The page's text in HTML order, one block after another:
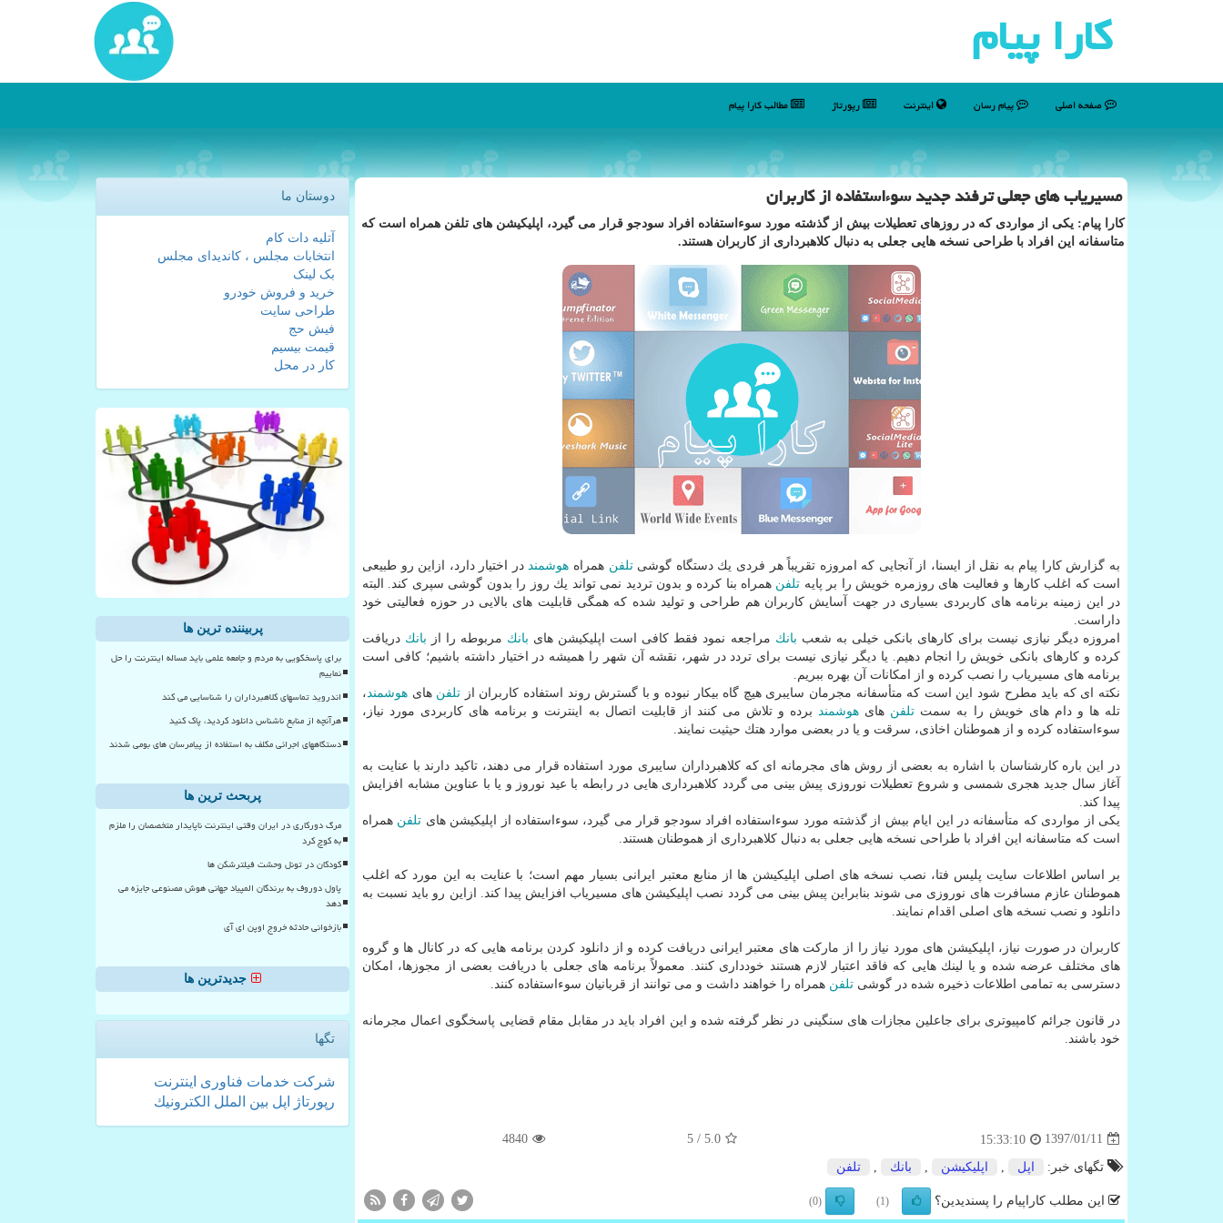
كارا پیام
صفحه اصلی پیام رسان اینترنت رپورتاژ مطالب كارا پیام
مسیریاب های جعلی ترفند جدید سوءاستفاده از كاربران
كارا پیام: یكی از مواردی كه در روزهای تعطیلات بیش از گذشته مورد سوءاستفاده افراد سودجو قرار می گیرد، اپلیكیشن های تلفن همراه است كه
متاسفانه این افراد با طراحی نسخه هایی جعلی به دنبال كلاهبرداری از كاربران هستند.
به گزارش كارا پیام به نقل از ایسنا، از آنجایی كه امروزه تقریباً هر فردی یك دستگاه گوشیتلفن همراه هوشمنددر اختیار دارد، ازاین رو طبیعی
است كه اغلب كارها و فعالیت های روزمره خویش را بر پایه تلفن همراه بنا كرده و بدون تردید نمی تواند یك روز را بدون گوشی سپری كند. البته
در این زمینه برنامه های كاربردی بسیاری در جهت آسایش كاربران هم طراحی و تولید شده كه همگی قابلیت های بالایی در حوزه فعالیتی خود
داراست.
امروزه دیگر نیازی نیست برای كارهای بانكی خیلی به شعب بانك مراجعه نمود فقط كافی است اپلیكیشن های بانك مربوطه را از بانك دریافت
كرده و كارهای بانكی خویش را انجام دهیم. یا دیگر نیازی نیست برای تردد در شهر، نقشه آن شهر را همیشه در اختیار داشته باشیم؛ كافی است
برنامه های مسیریاب را نصب كرده و از امكانات آن بهره ببریم.
نكته ای كه باید مطرح شود این است كه متأسفانه مجرمان سایبری هیچ گاه بیكار نبوده و با گسترش روند استفاده كاربران از تلفن های هوشمند،
تله ها و دام های خویش را به سمت تلفن های هوشمندبرده و تلاش می كنند از قابلیت اتصال به اینترنت و برنامه های كاربردی مورد نیاز،
سوءاستفاده كرده و از هموطنان اخاذی، سرقت و یا در بعضی موارد هتك حیثیت نمایند.
در این باره كارشناسان با اشاره به بعضی از روش های مجرمانه ای كه كلاهبرداران سایبری مورد استفاده قرار می دهند، تاكید دارند با عنایت به
آغاز سال جدید هجری شمسی و شروع تعطیلات نوروزی پیش بینی می گردد كلاهبرداری هایی در رابطه با عید نوروز و یا با عناوین مشابه افزایش
پیدا كند.
یكی از مواردی كه متأسفانه در این ایام بیش از گذشته مورد سوءاستفاده افراد سودجو قرار می گیرد، سوءاستفاده از اپلیكیشن های تلفن همراه
است كه متاسفانه این افراد با طراحی نسخه هایی جعلی به دنبال كلاهبرداری از هموطنان هستند.
بر اساس اطلاعات سایت پلیس فتا، نصب نسخه های اصلی اپلیكیشن ها از منابع معتبر ایرانی بسیار مهم است؛ با عنایت به این مورد كه اغلب
هموطنان عازم مسافرت های نوروزی می شوند بنابراین پیش بینی می گردد نصب اپلیكیشن های مسیریاب افزایش پیدا كند. ازاین رو باید نسبت به
دانلود و نصب نسخه های اصلی اقدام نمایند.
كاربران در صورت نیاز، اپلیكیشن های مورد نیاز را از ماركت های معتبر ایرانی دریافت كرده و از دانلود كردن برنامه هایی كه در كانال ها و گروه
های مختلف عرضه شده و یا لینك هایی كه فاقد اعتبار لازم هستند خودداری كنند. معمولاً برنامه های جعلی با دریافت بعضی از مجوزها، امكان
دسترسی به تمامی اطلاعات ذخیره شده در گوشی تلفن همراه را خواهند داشت و می توانند از قربانیان سوءاستفاده كنند.
در قانون جرائم كامپیوتری برای جاعلین مجازات های سنگینی در نظر گرفته شده و این افراد باید در مقابل مقام قضایی پاسخگوی اعمال مجرمانه
خود باشند.
1397/01/11
15:33:10
5.0
/ 5
4840
تگهای خبر: اپل اپلیكیشن بانك تلفن
این مطلب کاراپیام را پسندیدین؟ (1)
(0)
دوستان ما
آتلیه دات کام
انتخابات مجلس ، کاندیدای مجلس
بک لینک
خرید و فروش خودرو
طراحی سایت
فیش حج
قیمت بیسیم
کار در محل
پربیننده ترین ها
برای پاسخگویی به مردم و جامعه علمی باید مساله اینترنت را حل
نماییم
اندروید تماسهای کلاهبرداران را شناسایی می کند
هرآنچه از منابع ناشناس دانلود کردید، پاک کنید
دستگاههای اجرائی مکلف به استفاده از پیامرسان های بومی شدند
پربحث ترین ها
مرگ دورکاری در ایران وقتی اینترنت ناپایدار متخصصان را ملزم
به کوچ کرد
کودکان در تونل وحشت فیلترشکن ها
پاول دوروف به برندگان المپیاد جهانی هوش مصنوعی جایزه می
دهد
بازخوانی حادثه خروج اوپن ای آی
جدیدترین ها
تگها
شركت خدمات فناوری اینترنت
رپورتاژ
اپل بین الملل الكترونیك